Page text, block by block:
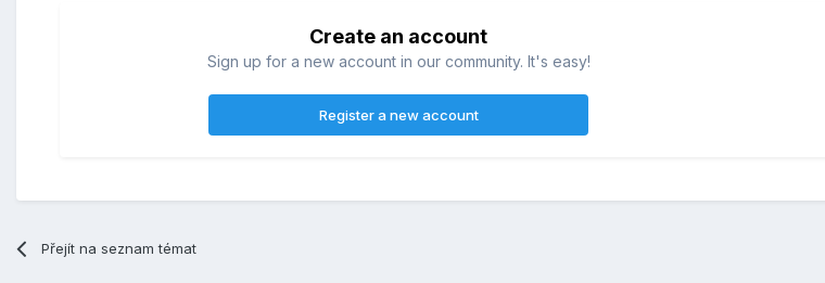
Create an account
Sign up for a new account in our community. It's easy!
Register a new account
Přejít na seznam témat